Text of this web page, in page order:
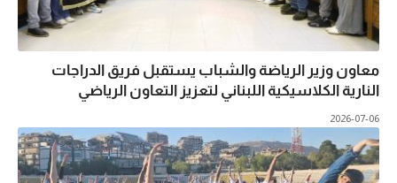
معاون وزير الرياضة والشباب يستقبل فريق الدراجات
النارية الكلاسيكية اللبناني لتعزيز التعاون الرياضي
2026-07-06